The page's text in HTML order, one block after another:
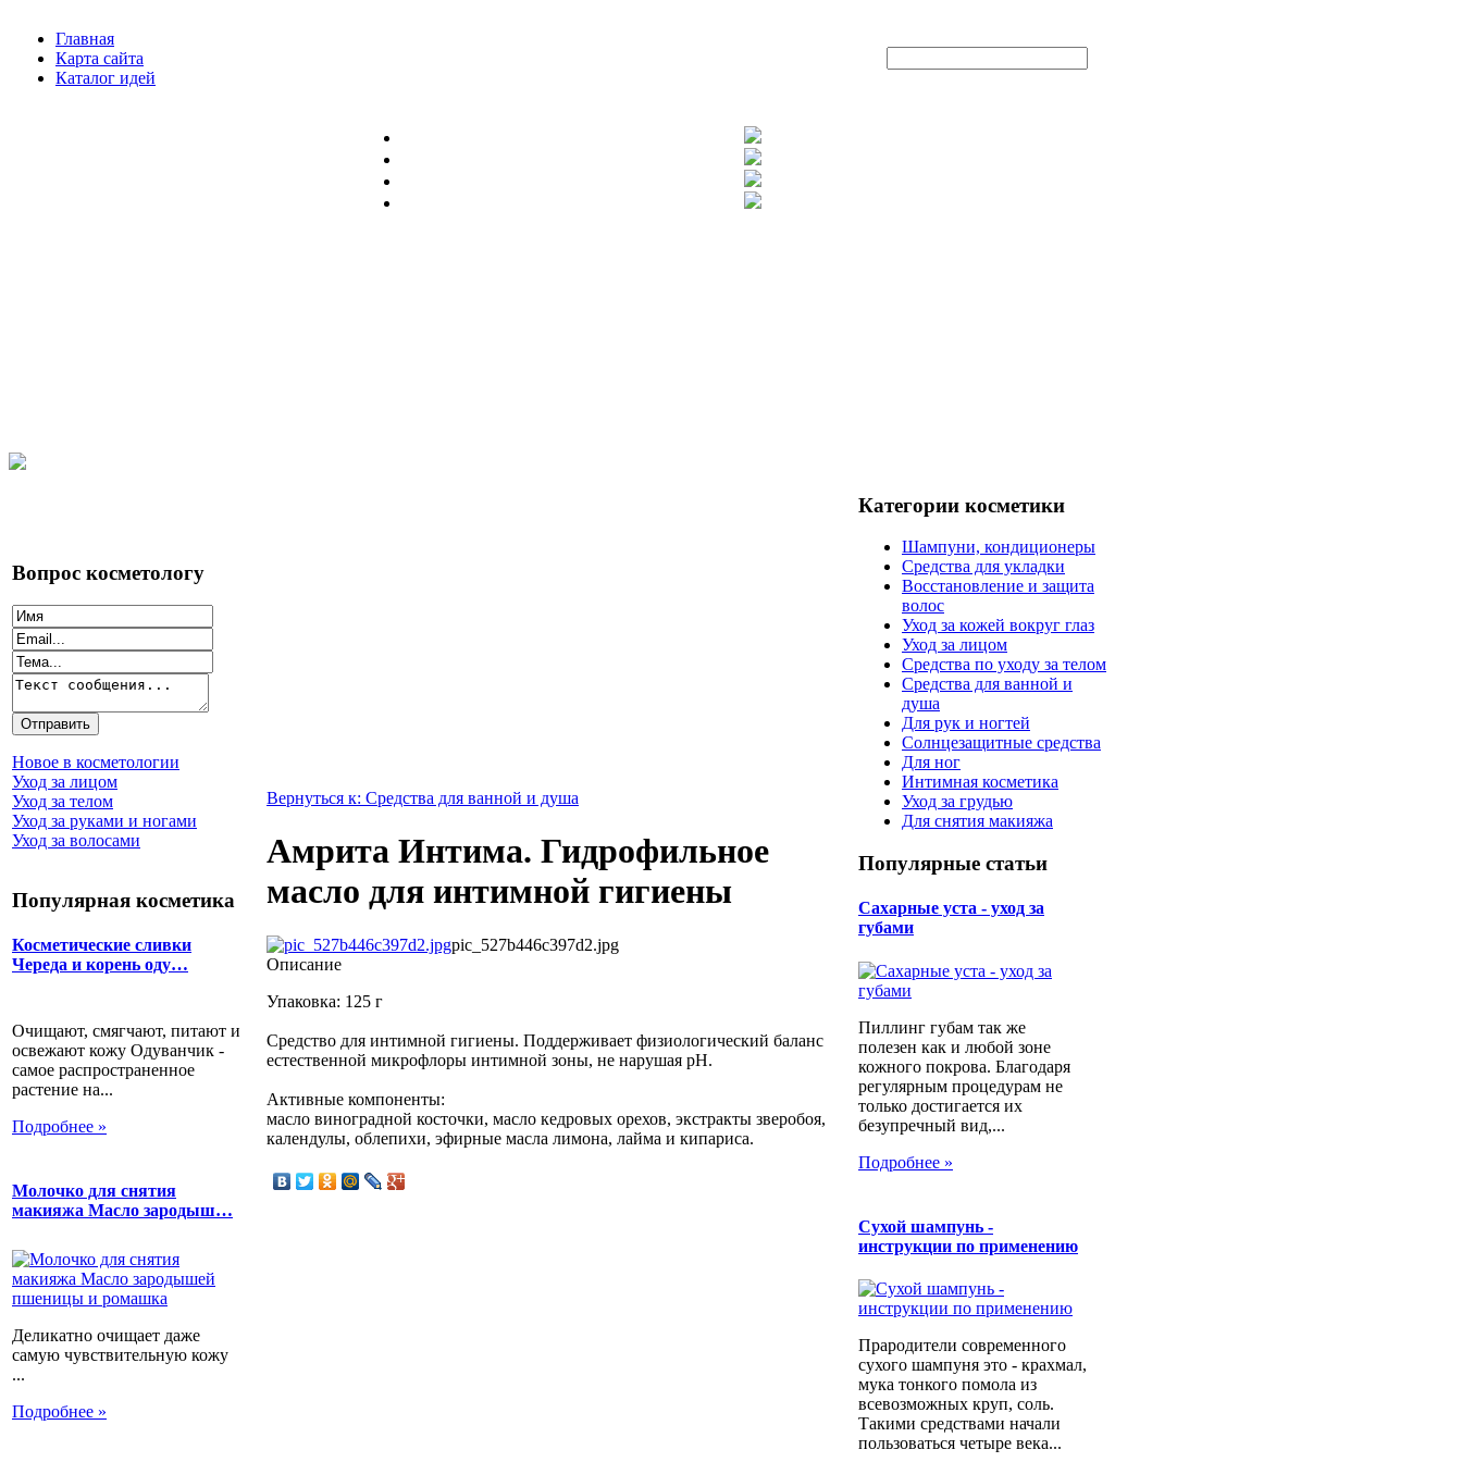
Главная
Карта сайта
Каталог идей
Вопрос косметологу
Новое в косметологии
Уход за лицом
Уход за телом
Уход за руками и ногами
Уход за волосами
Популярная косметика
Косметические сливки
Череда и корень оду…
Очищают, смягчают, питают и
освежают кожу Одуванчик -
самое распространенное
растение на...
Подробнее »
Молочко для снятия
макияжа Масло зародыш…
Деликатно очищает даже
самую чувствительную кожу
...
Подробнее »
Вернуться к: Средства для ванной и душа
Амрита Интима. Гидрофильное
масло для интимной гигиены
pic_527b446c397d2.jpg
Описание
Упаковка: 125 г
Средство для интимной гигиены. Поддерживает физиологический баланс
естественной микрофлоры интимной зоны, не нарушая pH.
Активные компоненты:
масло виноградной косточки, масло кедровых орехов, экстракты зверобоя,
календулы, облепихи, эфирные масла лимона, лайма и кипариса.
Категории косметики
Шампуни, кондиционеры
Средства для укладки
Восстановление и защита
волос
Уход за кожей вокруг глаз
Уход за лицом
Средства по уходу за телом
Средства для ванной и
душа
Для рук и ногтей
Солнцезащитные средства
Для ног
Интимная косметика
Уход за грудью
Для снятия макияжа
Популярные статьи
Сахарные уста - уход за
губами
Пиллинг губам так же
полезен как и любой зоне
кожного покрова. Благодаря
регулярным процедурам не
только достигается их
безупречный вид,...
Подробнее »
Сухой шампунь -
инструкции по применению
Прародители современного
сухого шампуня это - крахмал,
мука тонкого помола из
всевозможных круп, соль.
Такими средствами начали
пользоваться четыре века...